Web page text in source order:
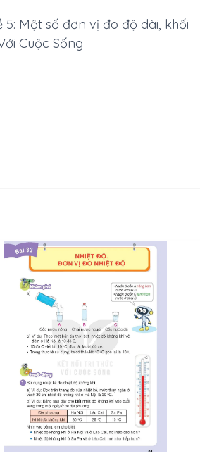
5: Một số đơn vị đo độ dài, khối
Cuộc Sống